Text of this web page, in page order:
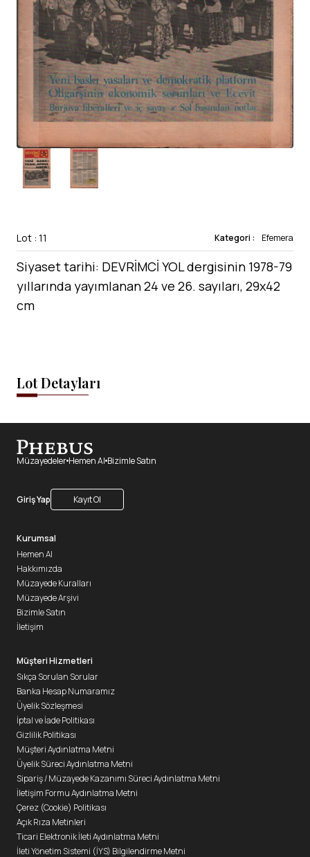
Lot : 11 Kategori : Efemera
Siyaset tarihi: DEVRİMCİ YOL dergisinin 1978-79
yıllarında yayımlanan 24 ve 26. sayıları, 29x42
cm
Lot Detayları
Müzayedeler Hemen Al Bizimle Satın
Giriş Yap Kayıt Ol
Kurumsal
Hemen Al
Hakkımızda
Müzayede Kuralları
Müzayede Arşivi
Bizimle Satın
İletişim
Müşteri Hizmetleri
Sıkça Sorulan Sorular
Banka Hesap Numaramız
Üyelik Sözleşmesi
İptal ve İade Politikası
Gizlilik Politikası
Müşteri Aydınlatma Metni
Üyelik Süreci Aydınlatma Metni
Sipariş / Müzayede Kazanımı Süreci Aydınlatma Metni
İletişim Formu Aydınlatma Metni
Çerez (Cookie) Politikası
Açık Rıza Metinleri
Ticari Elektronik İleti Aydınlatma Metni
İleti Yönetim Sistemi (İYS) Bilgilendirme Metni